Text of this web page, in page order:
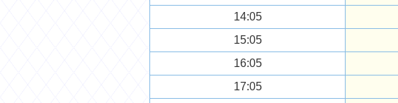
14:05
15:05
16:05
17:05